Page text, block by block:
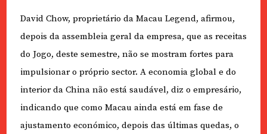
David Chow, proprietário da Macau Legend, afirmou,
depois da assembleia geral da empresa, que as receitas
do Jogo, deste semestre, não se mostram fortes para
impulsionar o próprio sector. A economia global e do
interior da China não está saudável, diz o empresário,
indicando que como Macau ainda está em fase de
ajustamento económico, depois das últimas quedas, o